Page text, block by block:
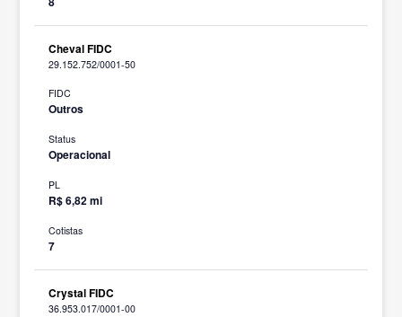
Cheval FIDC
29.152.752/0001-50
FIDC
Outros
Status
Operacional
PL
R$ 6,82 mi
Cotistas
7
Crystal FIDC
36.953.017/0001-00